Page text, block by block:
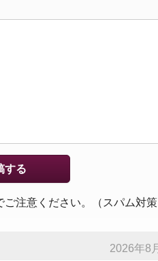
注意ください。（スパム対策
2026年8